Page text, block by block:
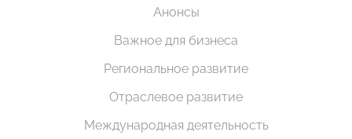
Анонсы
Важное для бизнеса
Региональное развитие
Отраслевое развитие
Международная деятельность